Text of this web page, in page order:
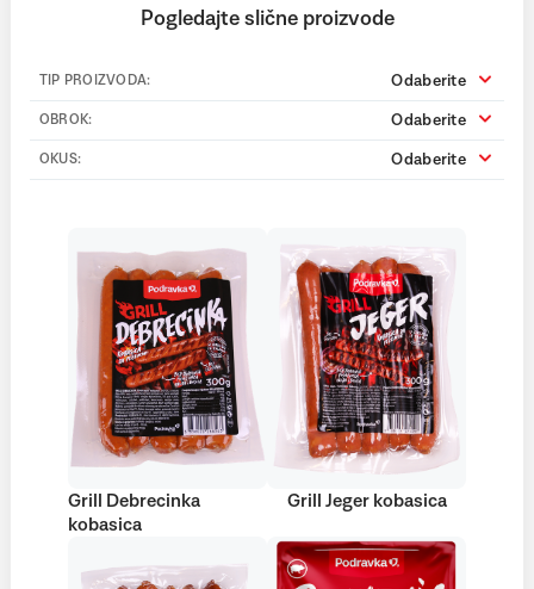
Pogledajte slične proizvode
TIP PROIZVODA: Odaberite
OBROK: Odaberite
OKUS: Odaberite
Grill Debrecinka
kobasica
Grill Jeger kobasica